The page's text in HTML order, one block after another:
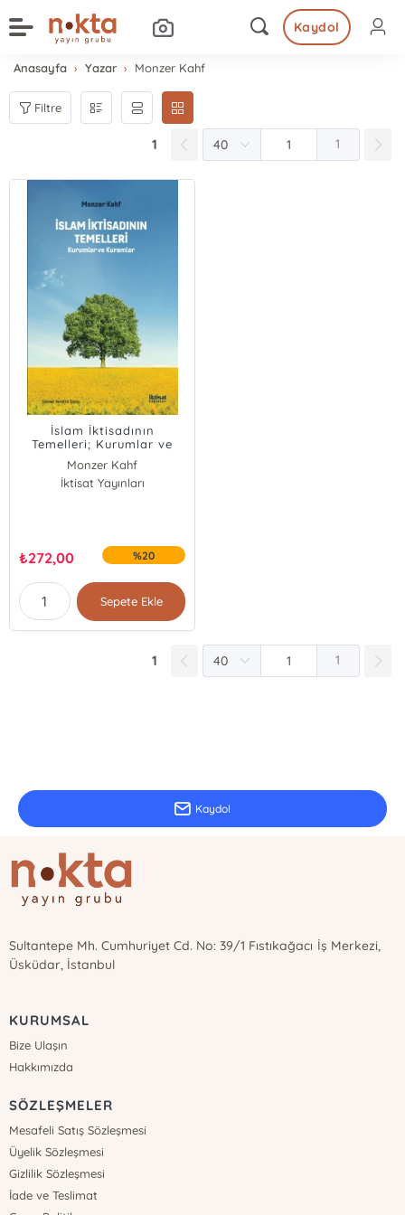
Kaydol
Anasayfa Yazar Monzer Kahf
Filtre
1 1
İslam İktisadının
Temelleri; Kurumlar ve
Kuramlar
Monzer Kahf
İktisat Yayınları
₺272,00 %20
Sepete Ekle
1 1
Kaydol
Sultantepe Mh. Cumhuriyet Cd. No: 39/1 Fıstıkağacı İş Merkezi,
Üsküdar, İstanbul
KURUMSAL
Bize Ulaşın
Hakkımızda
SÖZLEŞMELER
Mesafeli Satış Sözleşmesi
Üyelik Sözleşmesi
Gizlilik Sözleşmesi
İade ve Teslimat